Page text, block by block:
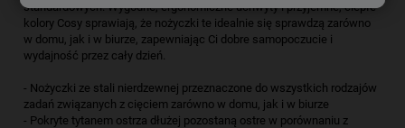
standardowych. Wygodne, ergonomiczne uchwyty i przyjemne, ciepłe
kolory Cosy sprawiają, że nożyczki te idealnie się sprawdzą zarówno
w domu, jak i w biurze, zapewniając Ci dobre samopoczucie i
wydajność przez cały dzień.
- Nożyczki ze stali nierdzewnej przeznaczone do wszystkich rodzajów
zadań związanych z cięciem zarówno w domu, jak i w biurze
- Pokryte tytanem ostrza dłużej pozostaną ostre w porównaniu z